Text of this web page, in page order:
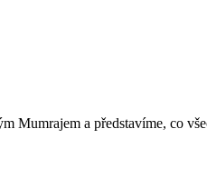
Mumrajem a představíme, co